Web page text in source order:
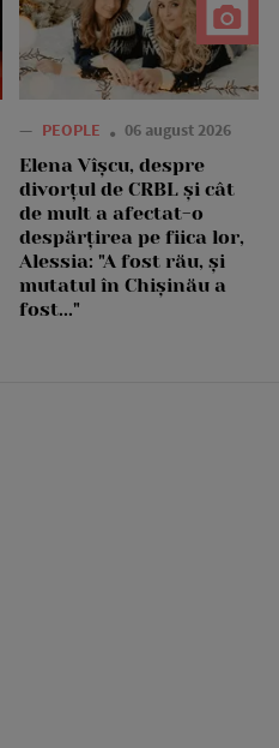
— PEOPLE 06 august 2026
Elena Vîșcu, despre
divorțul de CRBL și cât
de mult a afectat-o
despărțirea pe fiica lor,
Alessia: "A fost rău, și
mutatul în Chișinău a
fost..."